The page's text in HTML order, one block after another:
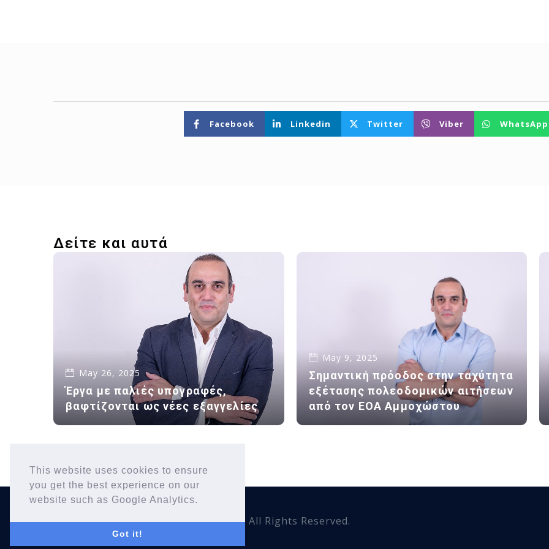
This website uses cookies to ensure
you get the best experience on our
website such as Google Analytics.
Got it!
Facebook Linkedin Twitter Viber WhatsApp
Δείτε και αυτά
May 26, 2025
Έργα με παλιές υπογραφές,
βαφτίζονται ως νέες εξαγγελίες
May 9, 2025
Σημαντική πρόοδος στην ταχύτητα
εξέτασης πολεοδομικών αιτήσεων
από τον ΕΟΑ Αμμοχώστου
Copyright © 2026Yiannis Karousos. All Rights Reserved.